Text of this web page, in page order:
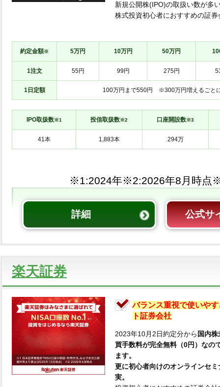
新規公開株(IPO)の取扱い数が多
株式投資初心者におすすめの証券
約定金額※ 5万円 10万円 50万円
1注文 55円 99円 275円
1日定額 100万円まで550円 ※300万円増えるごと
IPO取扱数※1 投信取扱数※2 口座開設数※3
※1: ※2:
詳細 公式サ
楽天証券
バランス重視で使いや
ト証券会社
2023年10月2日約定分から 国内
買手数料が完全無料（0円）なの
ます。
更に初心者向けのオンラインセ
実。